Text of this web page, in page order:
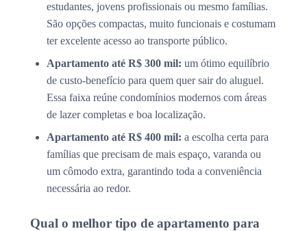
estudantes, jovens profissionais ou mesmo famílias.
São opções compactas, muito funcionais e costumam
ter excelente acesso ao transporte público.
Apartamento até R$ 300 mil: um ótimo equilíbrio
de custo-benefício para quem quer sair do aluguel.
Essa faixa reúne condomínios modernos com áreas
de lazer completas e boa localização.
Apartamento até R$ 400 mil: a escolha certa para
famílias que precisam de mais espaço, varanda ou
um cômodo extra, garantindo toda a conveniência
necessária ao redor.
Qual o melhor tipo de apartamento para